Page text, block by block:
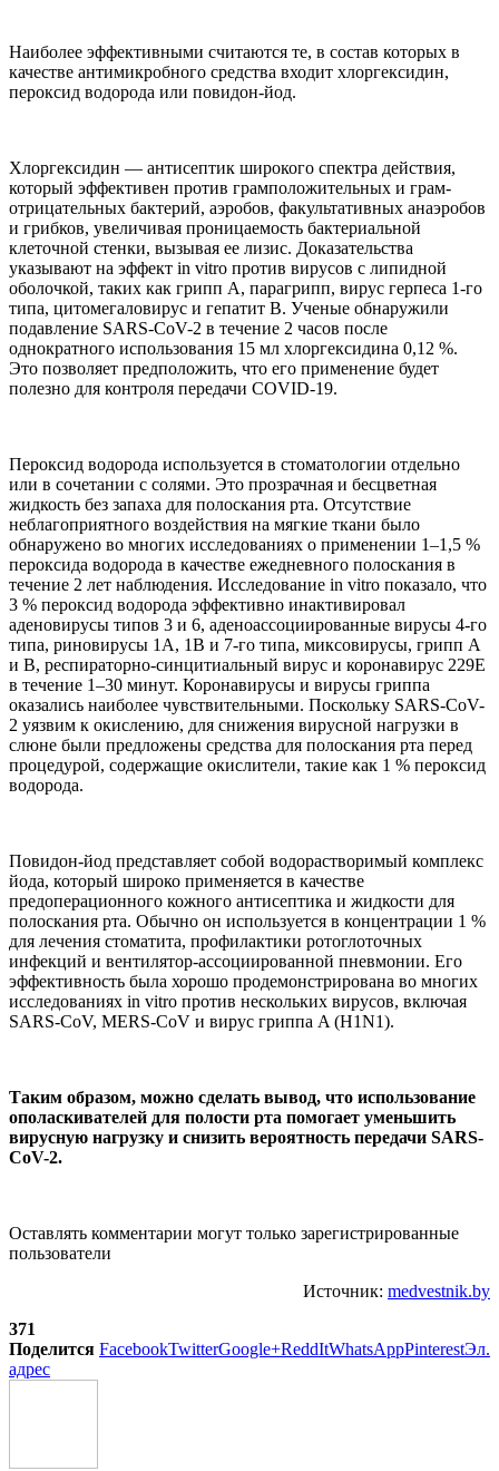
Наиболее эффективными считаются те, в состав которых в
качестве антимикробного средства входит хлоргексидин,
пероксид водорода или повидон-йод.
Хлоргексидин — антисептик широкого спектра действия,
который эффективен против грамположительных и грам-
отрицательных бактерий, аэробов, факультативных анаэробов
и грибков, увеличивая проницаемость бактериальной
клеточной стенки, вызывая ее лизис. Доказательства
указывают на эффект in vitro против вирусов с липидной
оболочкой, таких как грипп A, парагрипп, вирус герпеса 1-го
типа, цитомегаловирус и гепатит B. Ученые обнаружили
подавление SARS-CoV-2 в течение 2 часов после
однократного использования 15 мл хлоргексидина 0,12 %.
Это позволяет предположить, что его применение будет
полезно для контроля передачи COVID-19.
Пероксид водорода используется в стоматологии отдельно
или в сочетании с солями. Это прозрачная и бесцветная
жидкость без запаха для полоскания рта. Отсутствие
неблагоприятного воздействия на мягкие ткани было
обнаружено во многих исследованиях о применении 1–1,5 %
пероксида водорода в качестве ежедневного полоскания в
течение 2 лет наблюдения. Исследование in vitro показало, что
3 % пероксид водорода эффективно инактивировал
аденовирусы типов 3 и 6, аденоассоциированные вирусы 4-го
типа, риновирусы 1A, 1B и 7-го типа, миксовирусы, грипп A
и B, респираторно-синцитиальный вирус и коронавирус 229E
в течение 1–30 минут. Коронавирусы и вирусы гриппа
оказались наиболее чувствительными. Поскольку SARS-CoV-
2 уязвим к окислению, для снижения вирусной нагрузки в
слюне были предложены средства для полоскания рта перед
процедурой, содержащие окислители, такие как 1 % пероксид
водорода.
Повидон-йод представляет собой водорастворимый комплекс
йода, который широко применяется в качестве
предоперационного кожного антисептика и жидкости для
полоскания рта. Обычно он используется в концентрации 1 %
для лечения стоматита, профилактики ротоглоточных
инфекций и вентилятор-ассоциированной пневмонии. Его
эффективность была хорошо продемонстрирована во многих
исследованиях in vitro против нескольких вирусов, включая
SARS-CoV, MERS-CoV и вирус гриппа A (H1N1).
Таким образом, можно сделать вывод, что использование
ополаскивателей для полости рта помогает уменьшить
вирусную нагрузку и снизить вероятность передачи SARS-
CoV-2.
Оставлять комментарии могут только зарегистрированные
пользователи
Источник: medvestnik.by
371
Поделится FacebookTwitterGoogle+ReddItWhatsAppPinterestЭл.
адрес